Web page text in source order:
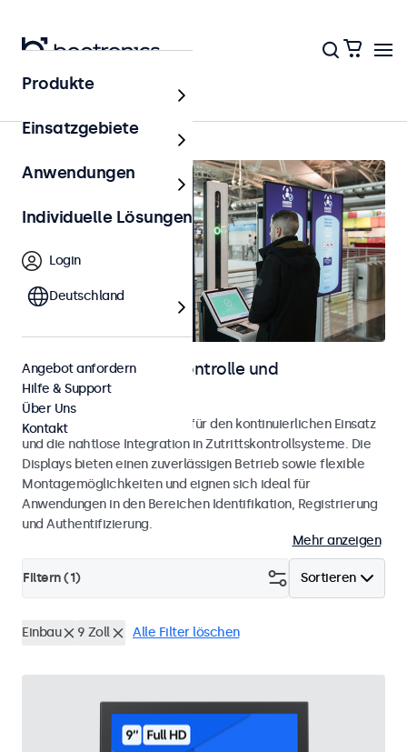
Startseite
Displays für Zutrittskontrolle und
Identifikation
Monitore und Touchscreens für den kontinuierlichen Einsatz
und die nahtlose Integration in Zutrittskontrollsysteme. Die
Displays bieten einen zuverlässigen Betrieb sowie flexible
Montagemöglichkeiten und eignen sich ideal für
Anwendungen in den Bereichen Identifikation, Registrierung
und Authentifizierung.
Mehr anzeigen
Sortieren
Filtern (1)
Einbau 9 Zoll Alle Filter löschen
Produkte
Einsatzgebiete
Anwendungen
Individuelle Lösungen
Login
Deutschland
Angebot anfordern
Hilfe & Support
Über Uns
Kontakt